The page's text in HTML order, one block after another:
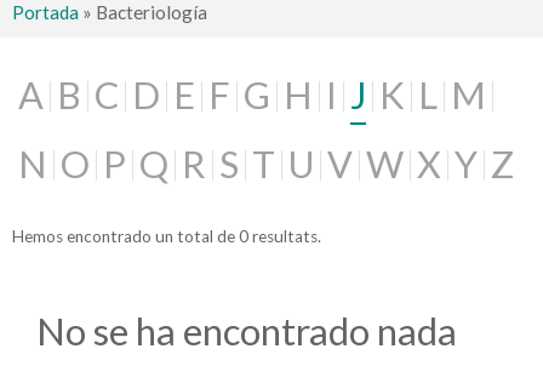
Portada » Bacteriología
A B C D E F G H I J K L M
N O P Q R S T U V W X Y Z
Hemos encontrado un total de 0 resultats.
No se ha encontrado nada